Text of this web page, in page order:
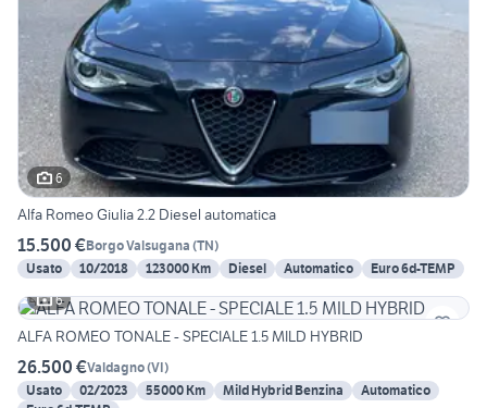
6
Alfa Romeo Giulia 2.2 Diesel automatica
15.500 €Borgo Valsugana (TN)
Usato
10/2018 123000 Km Diesel Automatico
Euro 6d-TEMP
6
ALFA ROMEO TONALE - SPECIALE 1.5 MILD HYBRID
26.500 €Valdagno(VI)
Usato
02/2023 55000 Km Mild Hybrid Benzina
Automatico